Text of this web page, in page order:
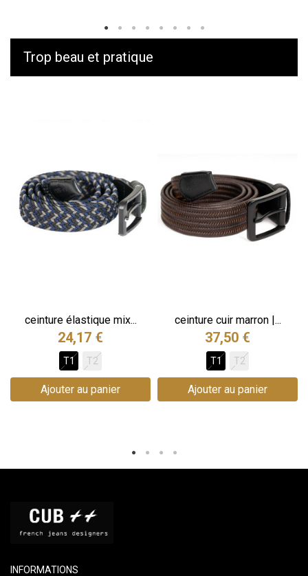
Trop beau et pratique
ceinture élastique mix...
24,17 €
T1 T2
Ajouter au panier
ceinture cuir marron |...
37,50 €
T1 T2
Ajouter au panier
INFORMATIONS